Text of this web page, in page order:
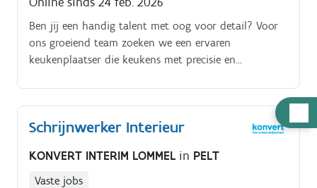
Ben jij een handig talent met oog voor detail? Voor
ons groeiend team zoeken we een ervaren
keukenplaatser die keukens met precisie en
Schrijnwerker Interieur
KONVERT INTERIM LOMMEL in PELT
Vaste jobs